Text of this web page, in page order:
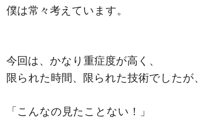
僕は常々考えています。
今回は、かなり重症度が高く、
限られた時間、限られた技術でしたが、
「こんなの見たことない！」